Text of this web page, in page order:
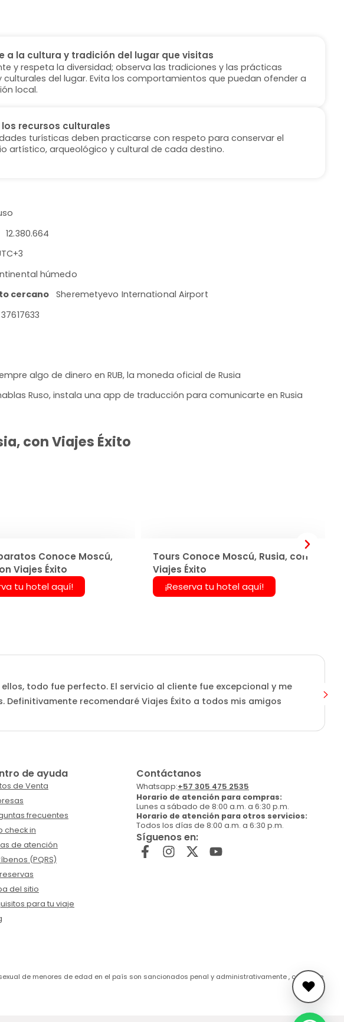
a la cultura y tradición del lugar que visitas
y respeta la diversidad; observa las tradiciones y las prácticas
culturales del lugar. Evita los comportamientos que puedan ofender a
local.
recursos culturales
turísticas deben practicarse con respeto para conservar el
artístico, arqueológico y cultural de cada destino.
12.380.664
húmedo
cercano
Sheremetyevo International Airport
37617633
algo de dinero en RUB, la moneda oficial de Rusia
Ruso, instala una app de traducción para comunicarte en Rusia
con Viajes Éxito
Conoce Moscú,
Viajes Éxito
tu hotel aquí!
Tours Conoce Moscú, Rusia, con
Viajes Éxito
¡Reserva tu hotel aquí!
todo fue perfecto. El servicio al cliente fue excepcional y me
recomendaré Viajes Éxito a todos mis amigos
de ayuda
de Venta
frecuentes
check in
de atención
(PQRS)
del sitio
para tu viaje
Contáctanos
Whatsapp:+57 305 475 2535
Horario de atención para compras:
Lunes a sábado de 8:00 a.m. a 6:30 p.m.
Horario de atención para otros servicios:
Todos los días de 8:00 a.m. a 6:30 p.m.
Síguenos en:
de menores de edad en el país son sancionados penal y administrativamente , conforme